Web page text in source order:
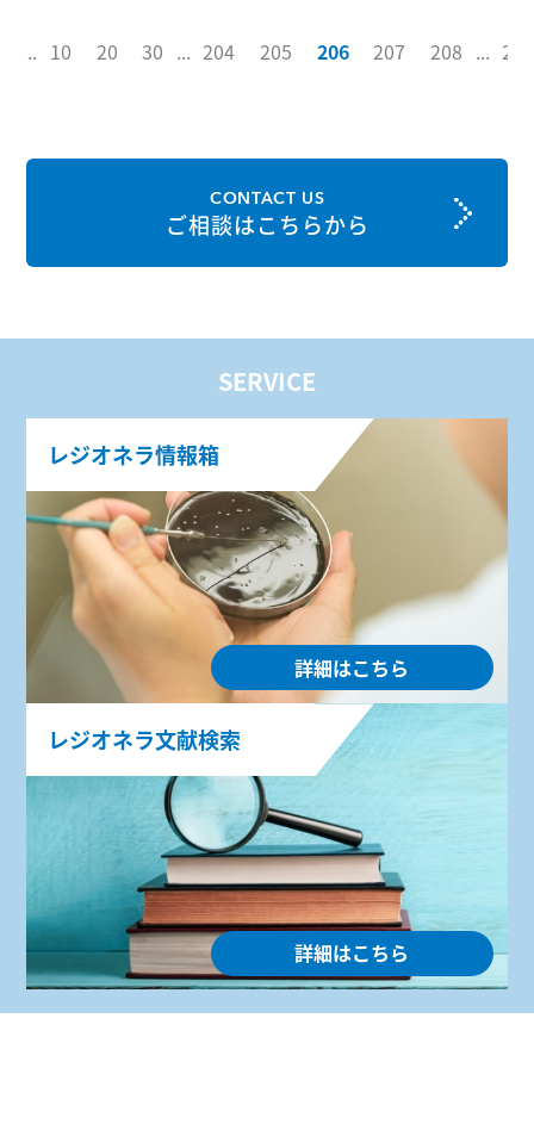
... 10 20 30 ... 204 205 206 207 208 ... 211
CONTACT US
ご相談はこちらから
SERVICE
レジオネラ情報箱
詳細はこちら
レジオネラ文献検索
詳細はこちら